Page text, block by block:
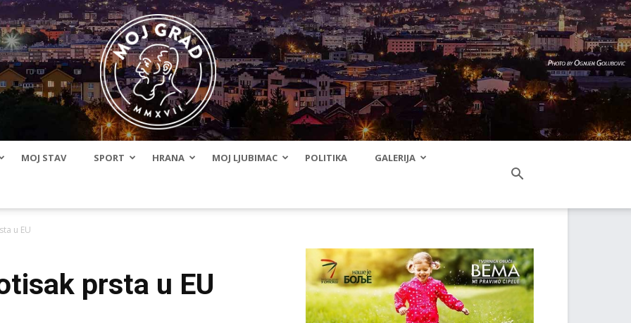
MOJ STAV SPORT HRANA MOJ LJUBIMAC POLITIKA GALERIJA
u EU
prsta u EU